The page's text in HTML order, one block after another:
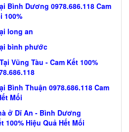
Bình Dương 0978.686.118 Cam
100%
long an
bình phước
Vũng Tàu - Cam Kết 100%
Bình Thuận 0978.686.118 Cam
Mối
ở Dĩ An - Bình Dương
100% Hiệu Quả Hết Mối